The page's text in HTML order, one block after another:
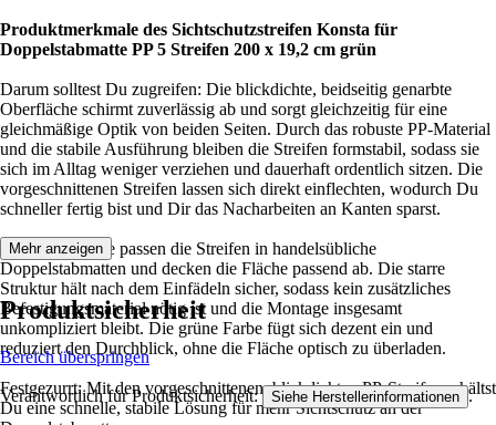
Produktmerkmale des Sichtschutzstreifen Konsta für
Doppelstabmatte PP 5 Streifen 200 x 19,2 cm grün
Darum solltest Du zugreifen: Die blickdichte, beidseitig genarbte
Oberfläche schirmt zuverlässig ab und sorgt gleichzeitig für eine
gleichmäßige Optik von beiden Seiten. Durch das robuste PP-Material
und die stabile Ausführung bleiben die Streifen formstabil, sodass sie
sich im Alltag weniger verziehen und dauerhaft ordentlich sitzen. Die
vorgeschnittenen Streifen lassen sich direkt einflechten, wodurch Du
schneller fertig bist und Dir das Nacharbeiten an Kanten sparst.
Mit 19 cm Höhe passen die Streifen in handelsübliche
Doppelstabmatten und decken die Fläche passend ab. Die starre
Struktur hält nach dem Einfädeln sicher, sodass kein zusätzliches
Befestigungsmaterial nötig ist und die Montage insgesamt
unkompliziert bleibt. Die grüne Farbe fügt sich dezent ein und
reduziert den Durchblick, ohne die Fläche optisch zu überladen.
Festgezurrt: Mit den vorgeschnittenen, blickdichten PP-Streifen erhältst
Du eine schnelle, stabile Lösung für mehr Sichtschutz an der
Mehr anzeigen
Produktsicherheit
Bereich überspringen
Verantwortlich für Produktsicherheit: Siehe Herstellerinformationen .